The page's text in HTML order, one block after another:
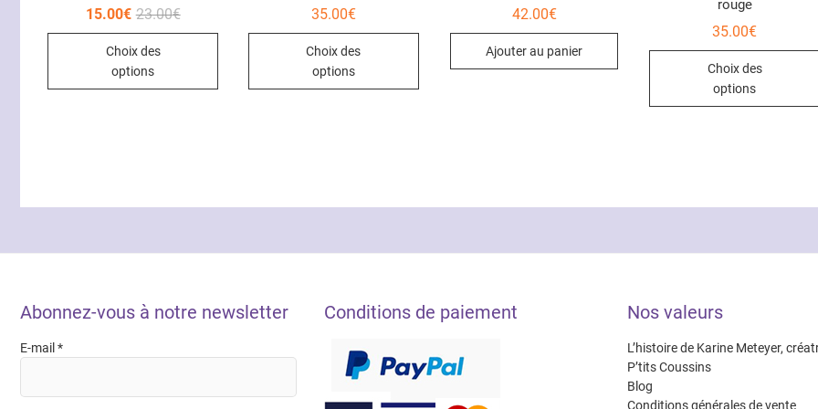
23.00€Le
15.00€
Le
Choix des
options
Ce
sur
page
du
35.00€
Choix des
options
Ce
sur
page
du
42.00€
Ajouter au panier
rouge
35.00€
Choix des
options
Abonnez-vous à notre newsletter
E-mail *
Conditions de paiement Nos valeurs
L’histoire de Karine Meteyer,
P’tits Coussins
Blog
Conditions générales de vente